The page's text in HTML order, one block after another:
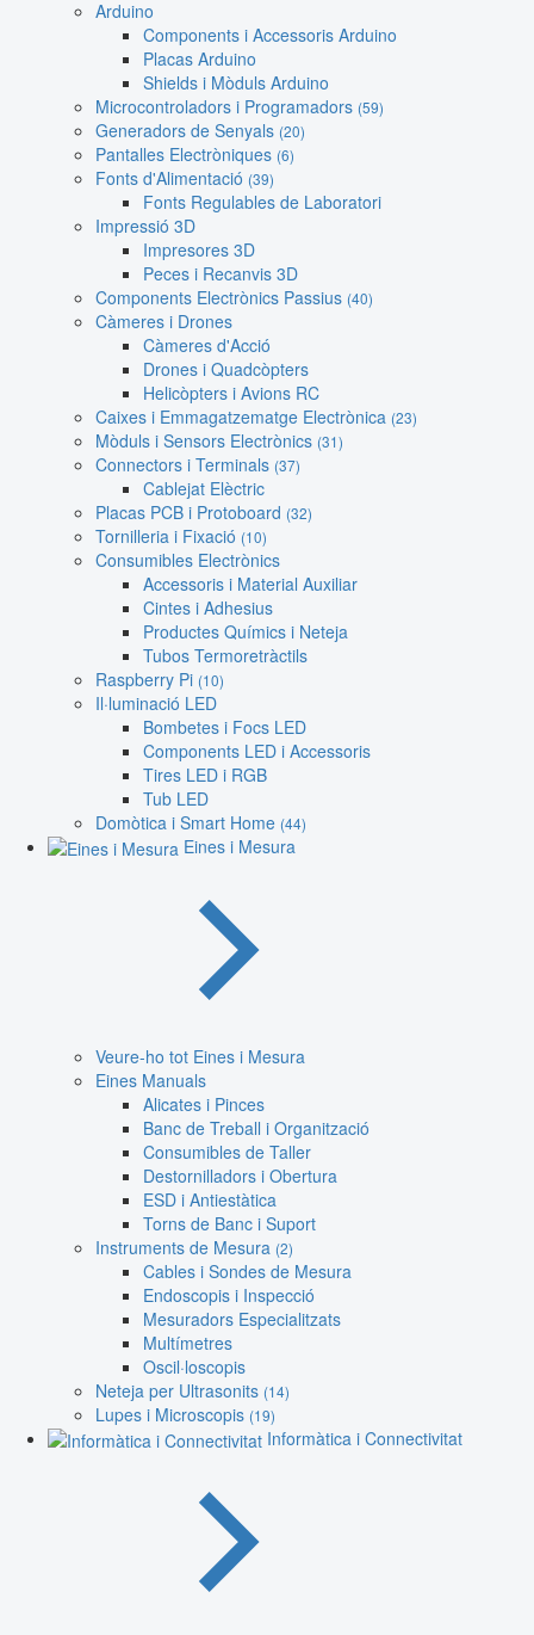
Arduino
Components i Accessoris Arduino
Placas Arduino
Shields i Mòduls Arduino
Microcontroladors i Programadors (59)
Generadors de Senyals (20)
Pantalles Electròniques (6)
Fonts d'Alimentació (39)
Fonts Regulables de Laboratori
Impressió 3D
Impresores 3D
Peces i Recanvis 3D
Components Electrònics Passius (40)
Càmeres i Drones
Càmeres d'Acció
Drones i Quadcòpters
Helicòpters i Avions RC
Caixes i Emmagatzematge Electrònica (23)
Mòduls i Sensors Electrònics (31)
Connectors i Terminals (37)
Cablejat Elèctric
Placas PCB i Protoboard (32)
Tornilleria i Fixació (10)
Consumibles Electrònics
Accessoris i Material Auxiliar
Cintes i Adhesius
Productes Químics i Neteja
Tubos Termoretràctils
Raspberry Pi (10)
Il·luminació LED
Bombetes i Focs LED
Components LED i Accessoris
Tires LED i RGB
Tub LED
Domòtica i Smart Home (44)
Eines i Mesura
Veure-ho tot Eines i Mesura
Eines Manuals
Alicates i Pinces
Banc de Treball i Organització
Consumibles de Taller
Destornilladors i Obertura
ESD i Antiestàtica
Torns de Banc i Suport
Instruments de Mesura (2)
Cables i Sondes de Mesura
Endoscopis i Inspecció
Mesuradors Especialitzats
Multímetres
Oscil·loscopis
Neteja per Ultrasonits (14)
Lupes i Microscopis (19)
Informàtica i Connectivitat